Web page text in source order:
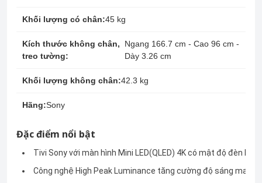
Khối lượng có chân:45 kg
Kích thước không chân,
treo tường:
Ngang 166.7 cm - Cao 96 cm -
Dày 3.26 cm
Khối lượng không chân:42.3 kg
Hãng:Sony
Đặc điểm nổi bật
Tivi Sonyvới màn hình Mini LED(QLED) 4K có mật độ đèn
Công nghệ High Peak Luminance tăng cường độ sáng mang